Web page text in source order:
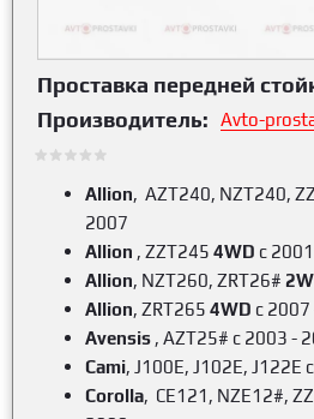
Проставка передней
Производитель:
Avto-
Allion, AZT240, NZT240,
2007
Allion , ZZT245 4WD c
Allion, NZT260, ZRT26#
Allion, ZRT265 4WD c 2007
Avensis , AZT25# c 2003 -
Cami, J100E, J102E, J122E
Corolla, CE121, NZE12#,